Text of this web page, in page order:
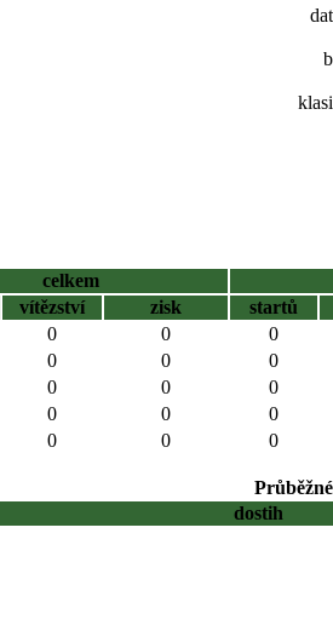
celkem
vítězství zisk startů
0 0 0
0 0 0
0 0 0
0 0 0
0 0 0
dostih